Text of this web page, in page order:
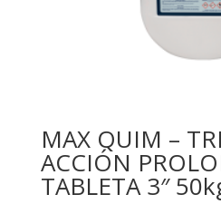
MAX QUIM –
ACCIÓN
TABLETA 3″